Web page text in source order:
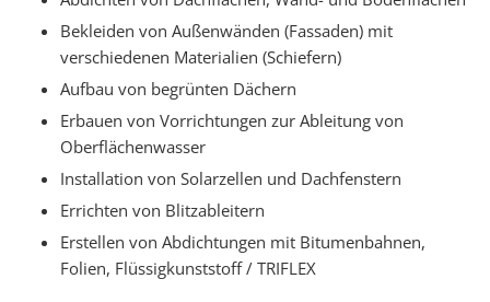
Bekleiden von Außenwänden (Fassaden) mit
verschiedenen Materialien (Schiefern)
Aufbau von begrünten Dächern
Erbauen von Vorrichtungen zur Ableitung von
Oberflächenwasser
Installation von Solarzellen und Dachfenstern
Errichten von Blitzableitern
Erstellen von Abdichtungen mit Bitumenbahnen,
Folien, Flüssigkunststoff / TRIFLEX